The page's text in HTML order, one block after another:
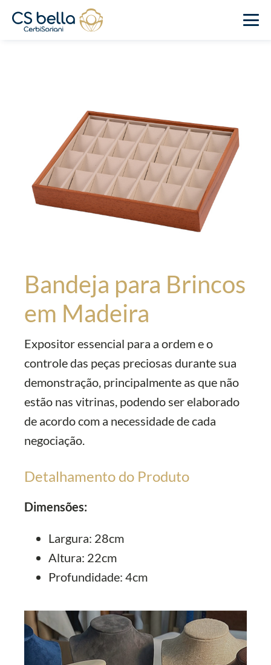
Bandeja para Brincos
em Madeira
Expositor essencial para a ordem e o
controle das peças preciosas durante sua
demonstração, principalmente as que não
estão nas vitrinas, podendo ser elaborado
de acordo com a necessidade de cada
negociação.
Detalhamento do Produto
Dimensões:
Largura: 28cm
Altura: 22cm
Profundidade: 4cm